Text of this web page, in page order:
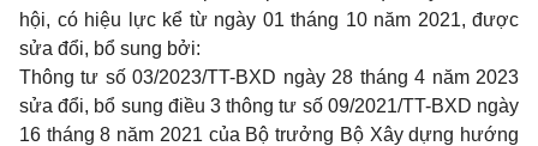
hội, có hiệu lực kể từ ngày 01 tháng 10 năm 2021, được
sửa đổi, bổ sung bởi:
Thông tư số 03/2023/TT-BXD ngày 28 tháng 4 năm 2023
sửa đổi, bổ sung điều 3 thông tư số 09/2021/TT-BXD ngày
16 tháng 8 năm 2021 của Bộ trưởng Bộ Xây dựng hướng